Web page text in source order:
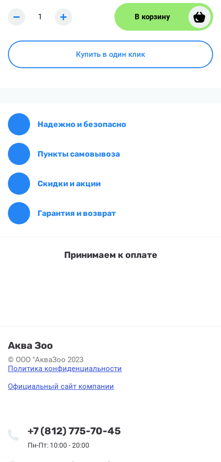
В корзину
Купить в один клик
Надежно и безопасно
Пункты самовывоза
Скидки и акции
Гарантия и возврат
Принимаем к оплате
Аква Зоо
© ООО "АкваЗоо 2023
Политика конфиденциальности
Официальный сайт компании
+7 (812) 775-70-45
Пн-Пт: 10:00 - 20:00